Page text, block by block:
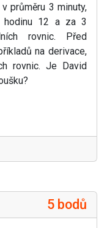
průměru 3 minuty,
hodinu 12 a za 3
rovnic. Před
na derivace,
rovnic. Je David
5 bodů